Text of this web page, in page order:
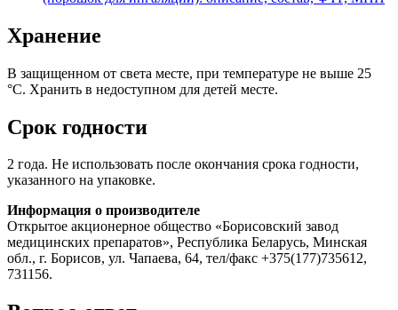
Хранение
В защищенном от света месте, при температуре не выше 25
°С. Хранить в недоступном для детей месте.
Срок годности
2 года. Не использовать после окончания срока годности,
указанного на упаковке.
Информация о производителе
Открытое акционерное общество «Борисовский завод
медицинских препаратов», Республика Беларусь, Минская
обл., г. Борисов, ул. Чапаева, 64, тел/факс +375(177)735612,
731156.